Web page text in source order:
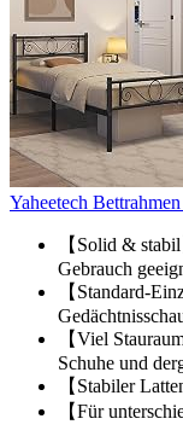
Yaheetech
【Solid &
Gebrauch
【Standard-
【Viel
Schuhe und
【Stabiler
【Für